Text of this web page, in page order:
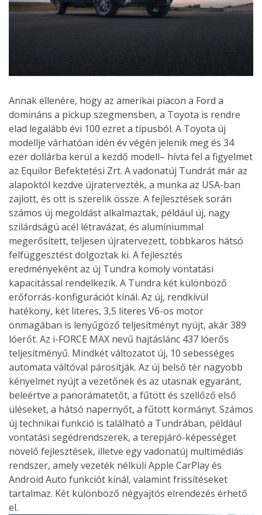
Annak ellenére, hogy az amerikai piacon a Ford a
domináns a pickup szegmensben, a Toyota is rendre
elad legalább évi 100 ezret a típusból. A Toyota új
modellje várhatóan idén év végén jelenik meg és 34
ezer dollárba kerül a kezdő modell– hívta fel a figyelmet
az Equilor Befektetési Zrt. A vadonatúj Tundrát már az
alapoktól kezdve újratervezték, a munka az USA-ban
zajlott, és ott is szerelik össze. A fejlesztések során
számos új megoldást alkalmaztak, például új, nagy
szilárdságú acél létravázat, és alumíniummal
megerősített, teljesen újratervezett, többkaros hátsó
felfüggesztést dolgoztak ki. A fejlesztés
eredményeként az új Tundra komoly vontatási
kapacitással rendelkezik. A Tundra két különböző
erőforrás-konfigurációt kínál. Az új, rendkívül
hatékony, két literes, 3,5 literes V6-os motor
önmagában is lenyűgöző teljesítményt nyújt, akár 389
lóerőt. Az i-FORCE MAX nevű hajtáslánc 437 lóerős
teljesítményű. Mindkét változatot új, 10 sebességes
automata váltóval párosítják. Az új belső tér nagyobb
kényelmet nyújt a vezetőnek és az utasnak egyaránt,
beleértve a panorámatetőt, a fűtött és szellőző első
üléseket, a hátsó napernyőt, a fűtött kormányt. Számos
új technikai funkció is található a Tundrában, például
vontatási segédrendszerek, a terepjáró-képességet
növelő fejlesztések, illetve egy vadonatúj multimédiás
rendszer, amely vezeték nélküli Apple CarPlay és
Android Auto funkciót kínál, valamint frissítéseket
tartalmaz. Két különböző négyajtós elrendezés érhető
el.